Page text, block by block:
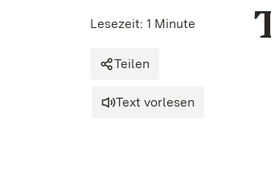
Lesezeit: 1 Minute
Teilen
Text vorlesen